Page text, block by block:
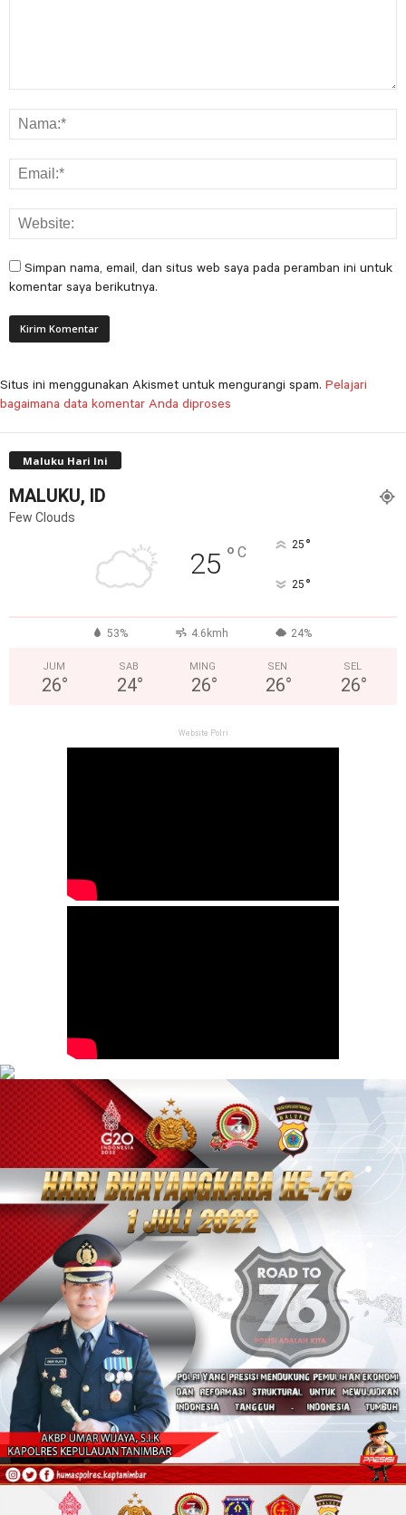
Simpan nama, email, dan situs web saya pada peramban ini untuk
komentar saya berikutnya.
Situs ini menggunakan Akismet untuk mengurangi spam. Pelajari
bagaimana data komentar Anda diproses
Maluku Hari Ini
MALUKU, ID
Few Clouds
25 ° C 25 °
25 °
53% 4.6kmh 24%
JUM
26°
SAB
24°
MING
26°
SEN
26°
SEL
26°
Website Polri